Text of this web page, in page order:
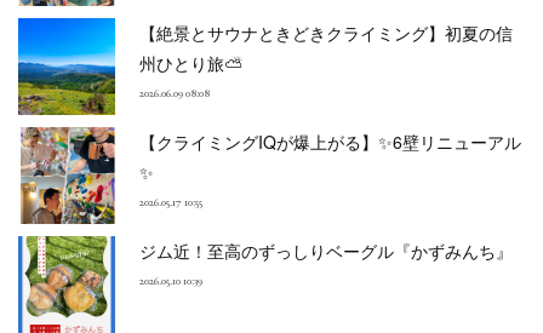
【絶景とサウナときどきクライミング】初夏の信
州ひとり旅⛅
2026.06.09 08:08
【クライミングIQが爆上がる】✨6壁リニューアル
✨
2026.05.17 10:55
ジム近！至高のずっしりベーグル『かずみんち』
2026.05.10 10:39